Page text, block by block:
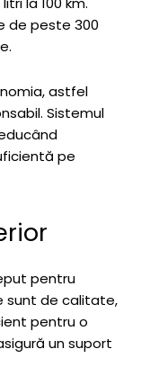
de peste 300
astfel
Sistemul
pe
pentru
sunt de calitate,
pentru o
un suport